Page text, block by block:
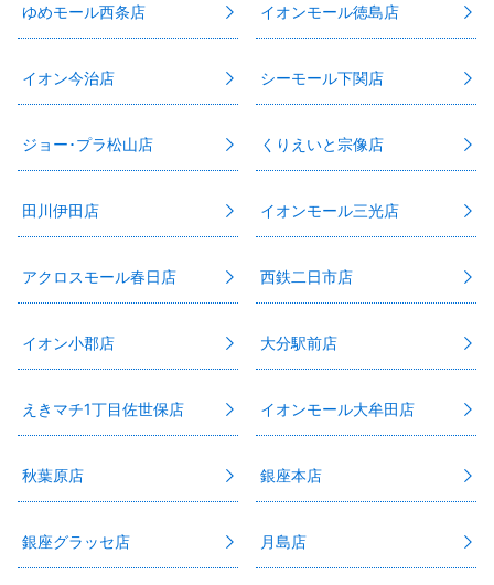
ゆめモール西条店 イオンモール徳島店
イオン今治店 シーモール下関店
ジョー･プラ松山店 くりえいと宗像店
田川伊田店 イオンモール三光店
アクロスモール春日店 西鉄二日市店
イオン小郡店 大分駅前店
えきマチ1丁目佐世保店 イオンモール大牟田店
秋葉原店 銀座本店
銀座グラッセ店 月島店